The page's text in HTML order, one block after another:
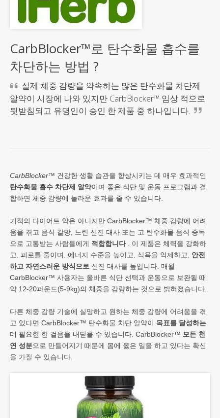
CarbBlocker™로 탄수화물 흡수를
차단하는 방법 ?
실제 체중 감량을 약속하는 많은 탄수화물 차단제
알약이 시장에 나와 있지만 CarbBlocker™ 임상 적으로
뒷받침되고 유명인이 승인 한 제품 중 하나입니다.
CarbBlocker™ 건강한 생활 습관을 향상시키는 데 매우 효과적인
탄수화물 흡수 차단제 알약이며 좋은 식단 및 운동 프로그램과 결
합하면 체중 감량에 놀라운 효과를 줄 수 있습니다.
기적의 다이어트 약은 아니지만 CarbBlocker™ 체중 감량에 어려
움을 겪고 음식 갈망, 느린 신진 대사 또는 고 탄수화물 음식 중독
으로 고통받는 사람들에게 적합합니다. 이 제품은 체력을 강화하
고, 피로를 줄이며, 에너지 수준을 높이고, 식욕을 억제하고, 안전
하고 자연스러운 방식으로 신진 대사를 높입니다. 매월
CarbBlocker™ 사용자는 올바른 식단 선택과 운동으로 보완될 때
약 12-20파운드(5-9kg)의 체중을 감량하는 것으로 밝혀졌습니다.
다른 체중 감량 기술에 실망하고 원하는 체중 감량에 어려움을 겪
고 있다면 CarbBlocker™ 탄수화물 차단 알약이 목표를 달성하는
데 필요한 한 걸음을 내딛을 수 있습니다. CarbBlocker™ 모든 천
연 성분으로 만들어지기 때문에 몸에 옳은 일을 하고 있다는 확신
을 가질 수 있습니다.